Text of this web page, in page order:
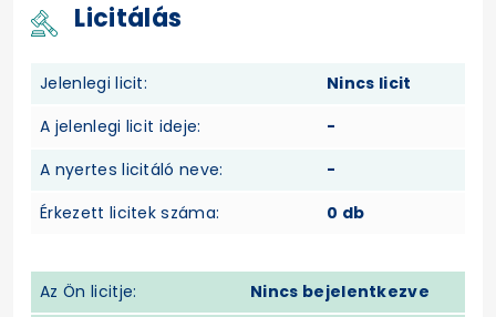
Licitálás
Jelenlegi licit:
Nincs licit
A jelenlegi licit ideje:
-
A nyertes licitáló neve:
-
Érkezett licitek száma:
0 db
Az Ön licitje:
Nincs bejelentkezve